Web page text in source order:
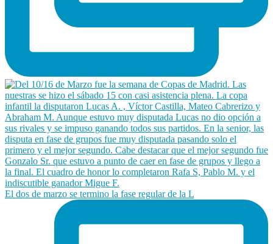
El dos de marzo se termino la fase regular de la L